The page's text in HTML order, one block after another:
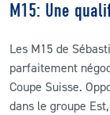
L’APP DU LS
LS ACADEMY CAMPS
M15: Une
Les M15 de
parfaitement
Coupe Suisse.
dans le groupe